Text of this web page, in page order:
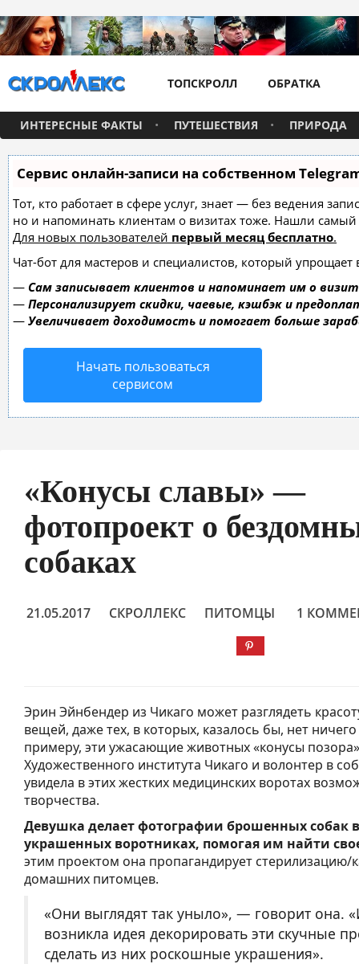
ТОПСКРОЛЛ ОБРАТКА
ИНТЕРЕСНЫЕ ФАКТЫ ПУТЕШЕСТВИЯ ПРИРОДА
Сервис онлайн-записи на собственном
Тот, кто работает в сфере услуг, знает — без ведения
но и напоминать клиентам о визитах тоже. Нашли
Для новых пользователей первый месяц бесплатно.
Чат-бот для мастеров и специалистов, который упрощает
— Сам записывает клиентов и напоминает им о
— Персонализирует скидки, чаевые, кэшбэк и
— Увеличивает доходимость и помогает больше
Начать пользоваться
сервисом
«Конусы славы» —
фотопроект о
собаках
21.05.2017 СКРОЛЛЕКС ПИТОМЦЫ 1
Эрин Эйнбендер из Чикаго может разглядеть
вещей, даже тех, в которых, казалось бы, нет
примеру, эти ужасающие животных «конусы
Художественного института Чикаго и волонтер в
увидела в этих жестких медицинских воротах
творчества.
Девушка делает фотографии брошенных собак
украшенных воротниках, помогая им найти
этим проектом она пропагандирует стерилизацию/
домашних питомцев.
«Они выглядят так уныло», — говорит она.
возникла идея декорировать эти скучные
сделать из них роскошные украшения».